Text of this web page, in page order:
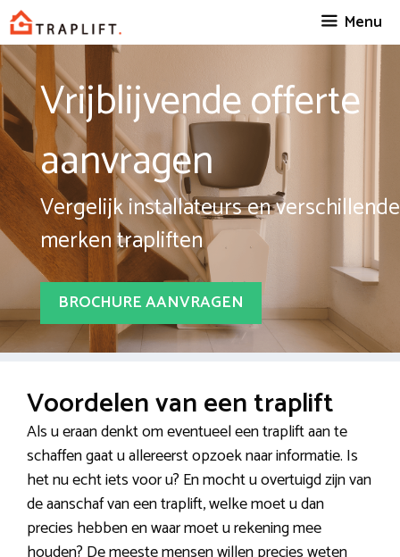
Spring
naar
inhoud
Menu
Vrijblijvende offerte
aanvragen
Vergelijk installateurs en verschillende
merken trapliften
BROCHURE AANVRAGEN
Voordelen van een traplift
Als u eraan denkt om eventueel een traplift aan te
schaffen gaat u allereerst opzoek naar informatie. Is
het nu echt iets voor u? En mocht u overtuigd zijn van
de aanschaf van een traplift, welke moet u dan
precies hebben en waar moet u rekening mee